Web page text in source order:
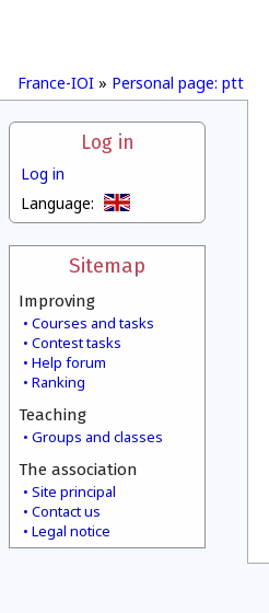
France-IOI » Personal page: ptt
Log in
Log in
Language:
Sitemap
Improving
Courses and tasks
Contest tasks
Help forum
Ranking
Teaching
Groups and classes
The association
Site principal
Contact us
Legal notice